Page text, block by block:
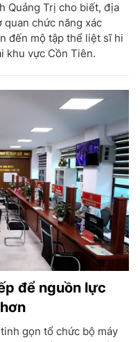
Quảng Trị cho biết, địa
chức năng xác
đến mộ tập thể liệt sĩ hi
khu vực Cồn Tiên.
để nguồn lực
gọn tổ chức bộ máy